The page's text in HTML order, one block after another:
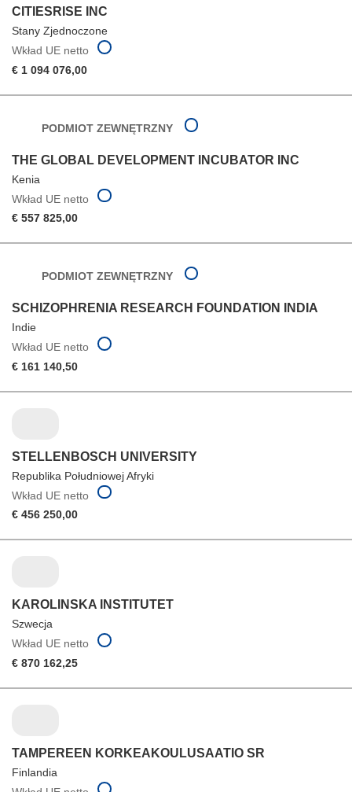
CITIESRISE INC
Stany Zjednoczone
Wkład UE netto
€ 1 094 076,00
PODMIOT ZEWNĘTRZNY
THE GLOBAL DEVELOPMENT INCUBATOR INC
Kenia
Wkład UE netto
€ 557 825,00
PODMIOT ZEWNĘTRZNY
SCHIZOPHRENIA RESEARCH FOUNDATION INDIA
Indie
Wkład UE netto
€ 161 140,50
STELLENBOSCH UNIVERSITY
Republika Południowej Afryki
Wkład UE netto
€ 456 250,00
KAROLINSKA INSTITUTET
Szwecja
Wkład UE netto
€ 870 162,25
TAMPEREEN KORKEAKOULUSAATIO SR
Finlandia